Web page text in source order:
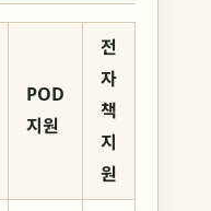
POD
지원
전
자
책
지
원